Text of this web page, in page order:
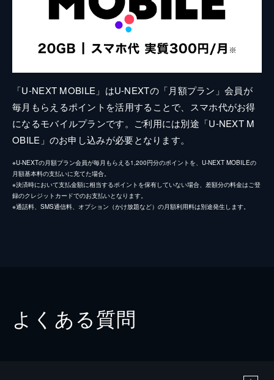
「U-NEXT MOBILE」はU-NEXTの「月額プラン」会員が
毎月もらえるポイントを活用することで、スマホ代がお得
になるモバイルプランです。ご利用には別途「U-NEXT M
OBILE」のお申し込みが必要となります。
※U-NEXTの月額プラン会員が毎月もらえる1,200円分のポイントを、U-NEXT MOBILEの
月額基本料の支払いに充てた場合。
※決済時において支払金額に相当するポイントを保有していない場合、差額分の料金はご登
録のクレジットカードでのお支払いとなります。
※通話料、SMS通信料、オプション（かけ放題など）の月額利用料は別途発生します。
よくある質問